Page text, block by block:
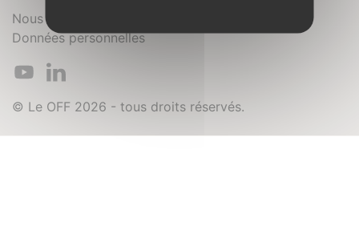
Nous contacter
Données personnelles
© Le OFF 2026 - tous droits réservés.